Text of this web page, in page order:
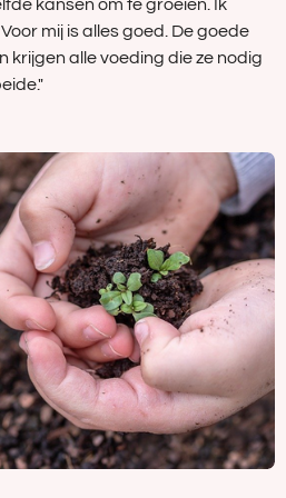
kansen om te groeien. Ik
mij is alles goed. De goede
krijgen alle voeding die ze nodig